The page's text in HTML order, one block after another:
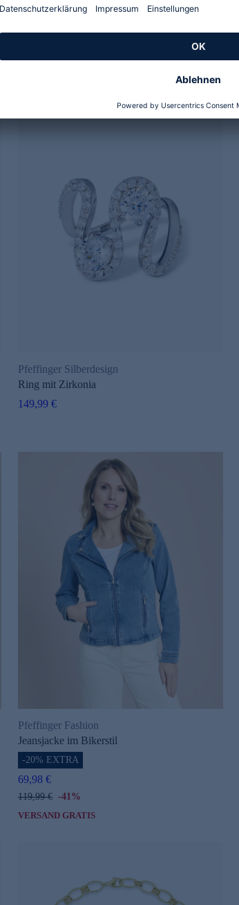
Pfeffinger Glanzstücke
Pfeffinger Silberdesign
Ring mit Zirkonia
149,99 €
Pfeffinger Fashion
Jeansjacke im Bikerstil
-20% EXTRA
69,98 €
119,99 € -41%
VERSAND GRATIS